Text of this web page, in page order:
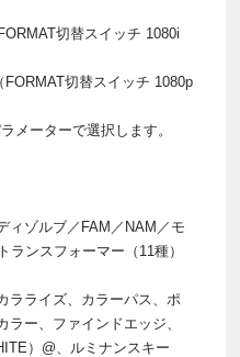
切替スイッチ 1080i
切替スイッチ 1080p
メーターで選択します。
ィゾルブ／FAM／NAM／モ
ンスフォーマー（11種）
ラライズ、カラーパス、ポ
ー、ファインドエッジ、
）@、ルミナンスキー